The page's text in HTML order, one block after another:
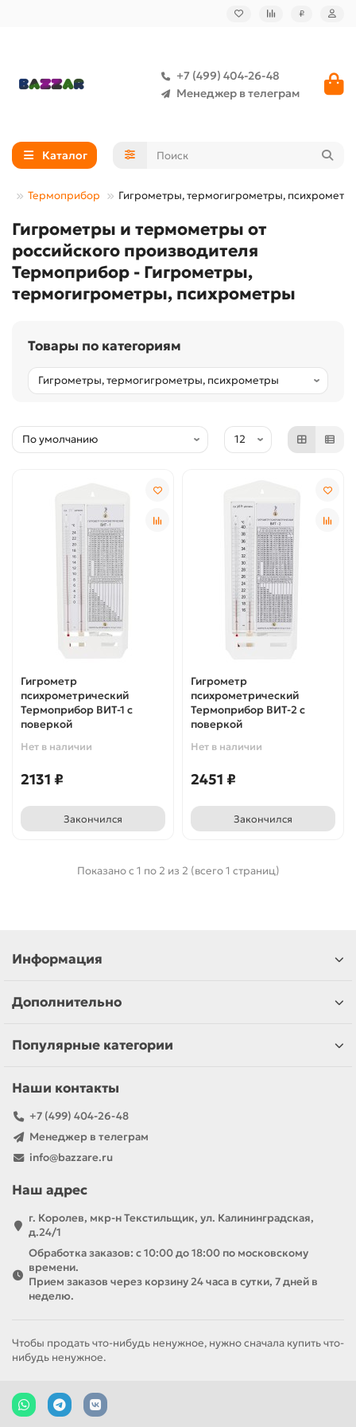
₽
+7 (499) 404-26-48
Менеджер в телеграм
Каталог
Термоприбор Гигрометры, термогигрометры,
Гигрометры и термометры от
российского производителя
Термоприбор - Гигрометры,
термогигрометры, психрометры
Товары по категориям
Гигрометр
психрометрический
Термоприбор ВИТ-1 с
поверкой
Нет в наличии
2131 ₽
Закончился
Гигрометр
психрометрический
Термоприбор ВИТ-2 с
поверкой
Нет в наличии
2451 ₽
Закончился
Показано с 1 по 2 из 2 (всего 1 страниц)
Информация
Дополнительно
Популярные категории
Наши контакты
+7 (499) 404-26-48
Менеджер в телеграм
info@bazzare.ru
Наш адрес
г. Королев, мкр-н Текстильщик, ул. Калининградская,
д.24/1
Обработка заказов: с 10:00 до 18:00 по московскому
времени.
Прием заказов через корзину 24 часа в сутки, 7 дней в
неделю.
Чтобы продать что-нибудь ненужное, нужно сначала купить что-
нибудь ненужное.